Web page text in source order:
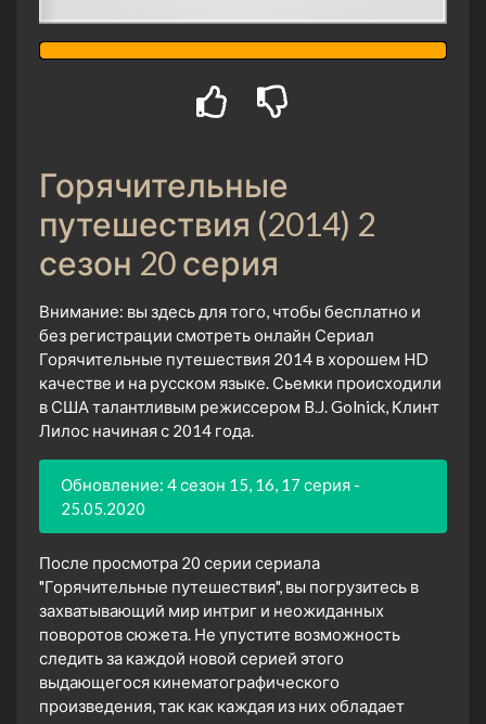
Горячительные
путешествия (2014) 2
сезон 20 серия
Внимание: вы здесь для того, чтобы бесплатно и
без регистрации смотреть онлайн Сериал
Горячительные путешествия 2014 в хорошем HD
качестве и на русском языке. Сьемки происходили
в США талантливым режиссером B.J. Golnick, Клинт
Лилос начиная с 2014 года.
Обновление: 4 сезон 15, 16, 17 серия -
25.05.2020
После просмотра 20 серии сериала
"Горячительные путешествия", вы погрузитесь в
захватывающий мир интриг и неожиданных
поворотов сюжета. Не упустите возможность
следить за каждой новой серией этого
выдающегося кинематографического
произведения, так как каждая из них обладает